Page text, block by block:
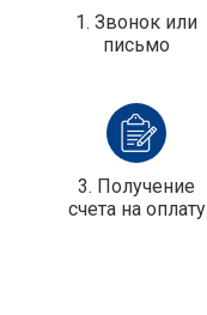
1. Звонок или
письмо
3. Получение
cчета на оплату